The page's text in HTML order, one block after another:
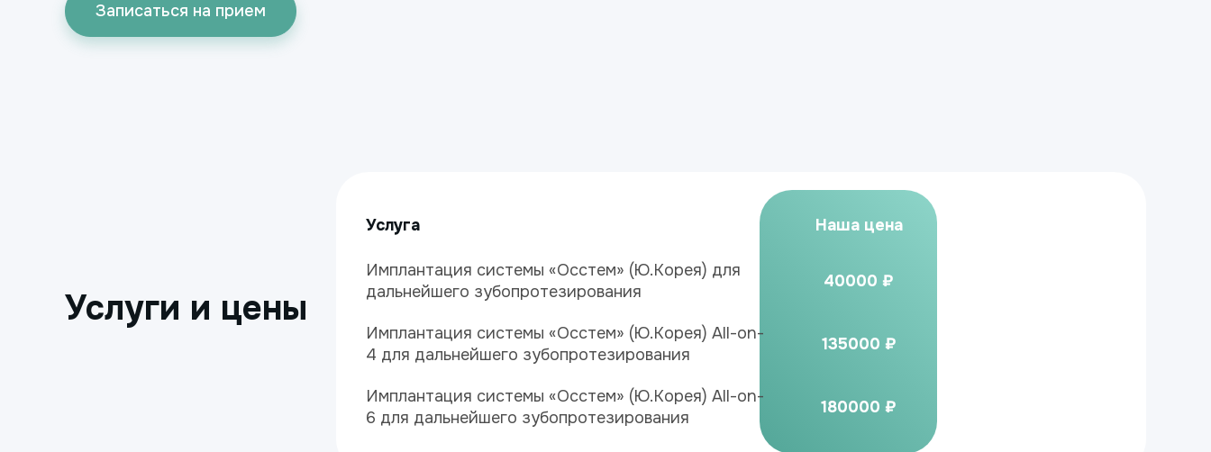
Записаться на прием
Услуги и цены
Услуга Наша цена
Имплантация системы «Осстем» (Ю.Корея) для
дальнейшего зубопротезирования
40000 ₽
Имплантация системы «Осстем» (Ю.Корея) All-on-
4 для дальнейшего зубопротезирования
135000 ₽
Имплантация системы «Осстем» (Ю.Корея) All-on-
6 для дальнейшего зубопротезирования
180000 ₽